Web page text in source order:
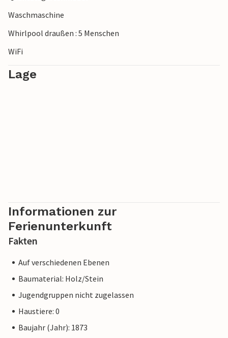
Waschmaschine
Whirlpool draußen : 5 Menschen
WiFi
Lage
Informationen zur
Ferienunterkunft
Fakten
Auf verschiedenen Ebenen
Baumaterial: Holz/Stein
Jugendgruppen nicht zugelassen
Haustiere: 0
Baujahr (Jahr): 1873